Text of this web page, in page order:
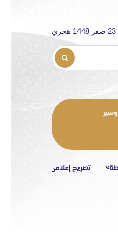
إعلامي مقاربة تحليلية